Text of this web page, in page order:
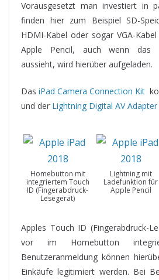
Vorausgesetzt man investiert in
finden hier zum Beispiel SD-
HDMI-Kabel oder sogar VGA-
Apple Pencil, auch wenn das
aussieht, wird hierüber aufgeladen.
Das iPad Camera Connection Kit
und der Lightning Digital AV Adapter
Homebutton mit
integriertem Touch
ID (Fingerabdruck-
Lesegerät)
Lightning mit
Ladefunktion für
Apple Pencil
Apples Touch ID (Fingerabdruck-
vor im Homebutton
Benutzeranmeldung können
Einkäufe legitimiert werden. Bei